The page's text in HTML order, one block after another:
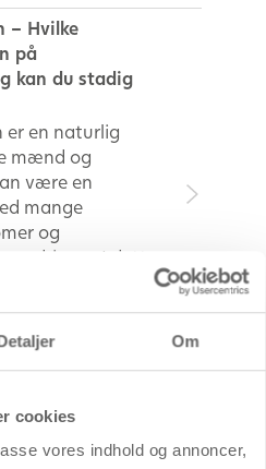
Om
cookies
vores indhold og annoncer,
– Hvilke
på
kan du stadig
er en naturlig
mænd og
være en
mange
og
I dette
tegn på
både mænd
og få tips til
og englemor, da